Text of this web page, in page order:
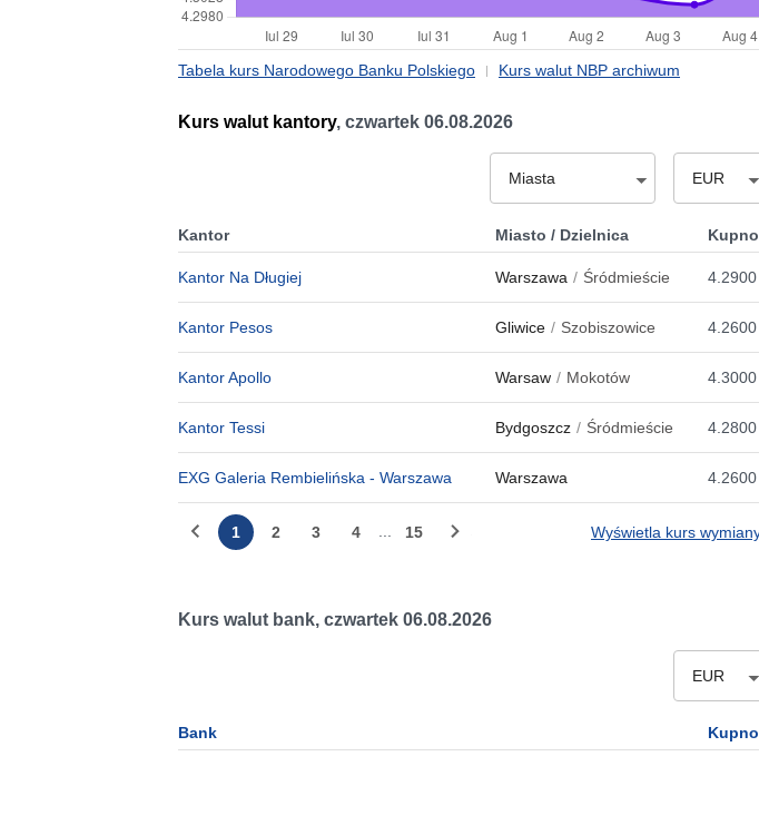
Tabela kurs Narodowego Banku Polskiego Kurs walut NBP archiwum
Kurs walut kantory, czwartek 06.08.2026
Miasta EUR
Kantor Miasto / Dzielnica Kupno
Kantor Na Długiej Warszawa Śródmieście 4.2900
Kantor Pesos Gliwice Szobiszowice 4.2600
Kantor Apollo Warsaw Mokotów 4.3000
Kantor Tessi Bydgoszcz Śródmieście 4.2800
EXG Galeria Rembielińska - Warszawa Warszawa 4.2600
1 2 3 4 15 Wyświetla kurs
Kurs walut bank, czwartek 06.08.2026
EUR
Bank Kupno